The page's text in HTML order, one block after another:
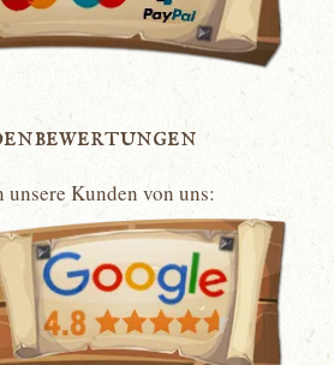
unsere Kunden von uns: